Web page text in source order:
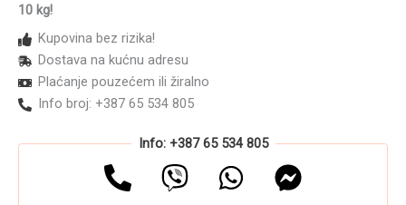
PRO
Finish
11g
količina
10 kg!
Kupovina bez rizika!
Dostava na kućnu adresu
Plaćanje pouzećem ili žiralno
Info broj: +387 65 534 805
Info: +387 65 534 805